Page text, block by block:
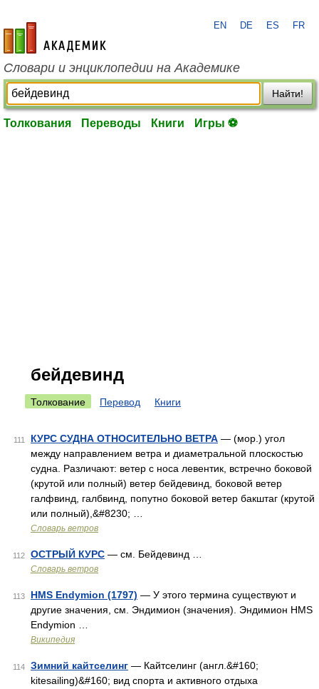
academic.ru
EN DE ES FR
Словари и энциклопедии на Академике
Найти!
Толкования Переводы Книги Игры ⚽
бейдевинд
Толкование Перевод Книги
111 КУРС СУДНА ОТНОСИТЕЛЬНО ВЕТРА — (мор.) угол
между направлением ветра и диаметральной плоскостью
судна. Различают: ветер с носа левентик, встречно боковой
(крутой или полный) ветер бейдевинд, боковой ветер
галфвинд, галбвинд, попутно боковой ветер бакштаг (крутой
или полный),&#8230; …
Словарь ветров
112 ОСТРЫЙ КУРС — см. Бейдевинд …
Словарь ветров
113 HMS Endymion (1797) — У этого термина существуют и
другие значения, см. Эндимион (значения). Эндимион HMS
Endymion …
Википедия
114 Зимний кайтселинг — Кайтселинг (англ.&#160;
kitesailing)&#160; вид спорта и активного отдыха